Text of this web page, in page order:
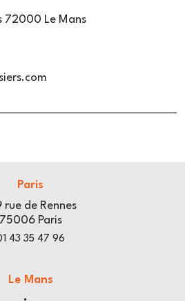
72000 Le Mans
Paris
rue de Rennes
75006 Paris
43 35 47 96
Le Mans